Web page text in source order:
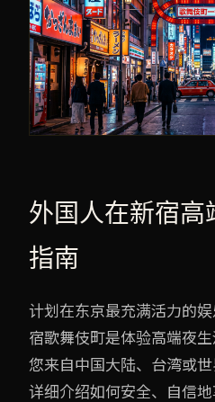
外国人在新宿高
指南
计划在东京最充满活力的
宿歌舞伎町是体验高端夜
您来自中国大陆、台湾或
详细介绍如何安全、自信